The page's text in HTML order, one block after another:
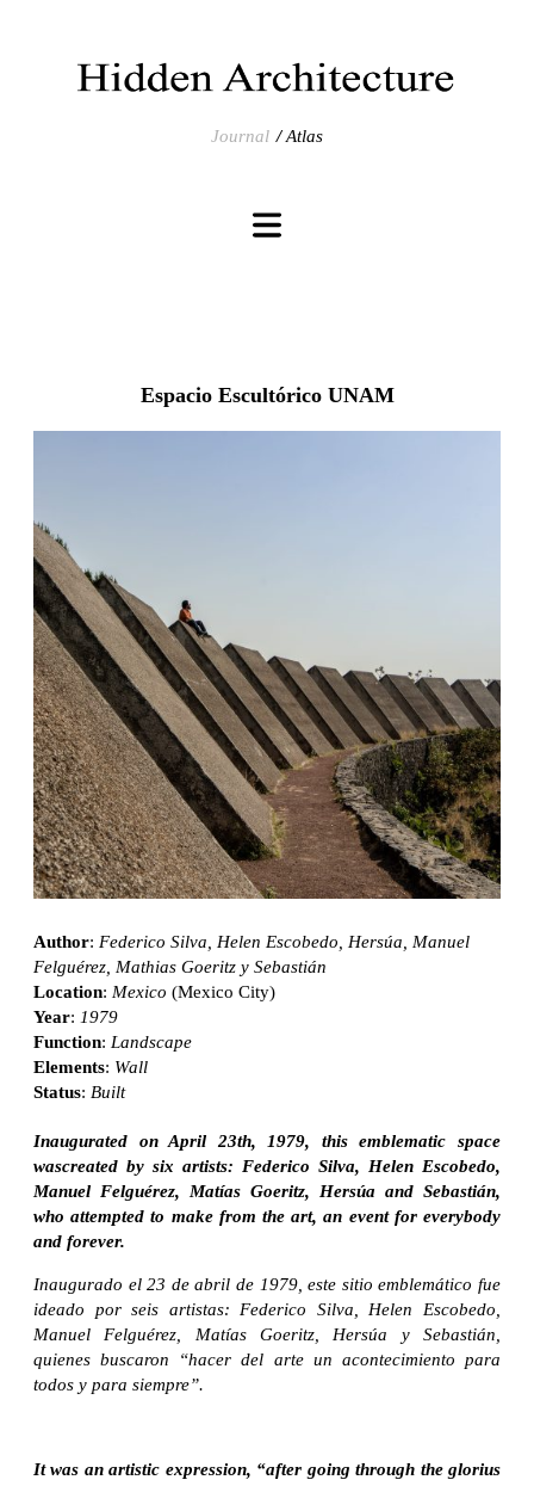
Journal Atlas
Espacio Escultórico UNAM
Author: Federico Silva, Helen Escobedo, Hersúa, Manuel
Felguérez, Mathias Goeritz y Sebastián
Location: Mexico (Mexico City)
Year: 1979
Function: Landscape
Elements: Wall
Status: Built
Inaugurated on April 23th, 1979, this emblematic space
wascreated by six artists: Federico Silva, Helen Escobedo,
Manuel Felguérez, Matías Goeritz, Hersúa and Sebastián,
who attempted to make from the art, an event for everybody
and forever.
Inaugurado el 23 de abril de 1979, este sitio emblemático fue
ideado por seis artistas: Federico Silva, Helen Escobedo,
Manuel Felguérez, Matías Goeritz, Hersúa y Sebastián,
quienes buscaron “hacer del arte un acontecimiento para
todos y para siempre”.
It was an artistic expression, “after going through the glorius